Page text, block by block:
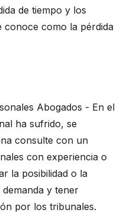
de tiempo y los
conoce como la pérdida
Abogados - En el
ha sufrido, se
consulte con un
con experiencia o
la posibilidad o la
y tener
por los tribunales.